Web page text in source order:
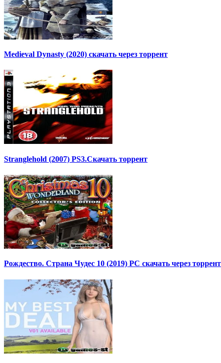
Medieval Dynasty (2020) скачать через торрент
Stranglehold (2007) PS3.Скачать торрент
Рождество. Страна Чудес 10 (2019) PC скачать через торрент